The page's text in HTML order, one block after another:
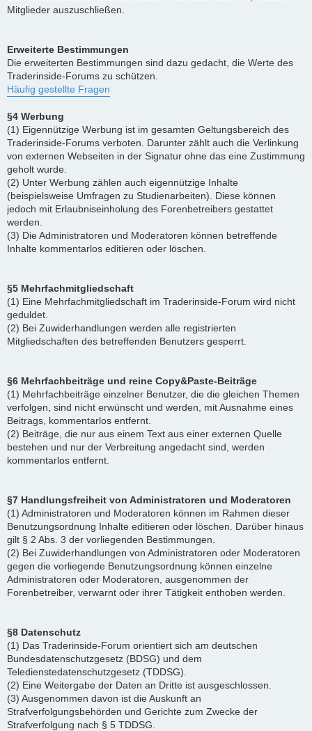
Mitglieder auszuschließen.
Erweiterte Bestimmungen
Die erweiterten Bestimmungen sind dazu gedacht, die Werte des
Traderinside-Forums zu schützen.
Häufig gestellte Fragen
§4 Werbung
(1) Eigennützige Werbung ist im gesamten Geltungsbereich des
Traderinside-Forums verboten. Darunter zählt auch die Verlinkung
von externen Webseiten in der Signatur ohne das eine Zustimmung
geholt wurde.
(2) Unter Werbung zählen auch eigennützige Inhalte
(beispielsweise Umfragen zu Studienarbeiten). Diese können
jedoch mit Erlaubniseinholung des Forenbetreibers gestattet
werden.
(3) Die Administratoren und Moderatoren können betreffende
Inhalte kommentarlos editieren oder löschen.
§5 Mehrfachmitgliedschaft
(1) Eine Mehrfachmitgliedschaft im Traderinside-Forum wird nicht
geduldet.
(2) Bei Zuwiderhandlungen werden alle registrierten
Mitgliedschaften des betreffenden Benutzers gesperrt.
§6 Mehrfachbeiträge und reine Copy&Paste-Beiträge
(1) Mehrfachbeiträge einzelner Benutzer, die die gleichen Themen
verfolgen, sind nicht erwünscht und werden, mit Ausnahme eines
Beitrags, kommentarlos entfernt.
(2) Beiträge, die nur aus einem Text aus einer externen Quelle
bestehen und nur der Verbreitung angedacht sind, werden
kommentarlos entfernt.
§7 Handlungsfreiheit von Administratoren und Moderatoren
(1) Administratoren und Moderatoren können im Rahmen dieser
Benutzungsordnung Inhalte editieren oder löschen. Darüber hinaus
gilt § 2 Abs. 3 der vorliegenden Bestimmungen.
(2) Bei Zuwiderhandlungen von Administratoren oder Moderatoren
gegen die vorliegende Benutzungsordnung können einzelne
Administratoren oder Moderatoren, ausgenommen der
Forenbetreiber, verwarnt oder ihrer Tätigkeit enthoben werden.
§8 Datenschutz
(1) Das Traderinside-Forum orientiert sich am deutschen
Bundesdatenschutzgesetz (BDSG) und dem
Teledienstedatenschutzgesetz (TDDSG).
(2) Eine Weitergabe der Daten an Dritte ist ausgeschlossen.
(3) Ausgenommen davon ist die Auskunft an
Strafverfolgungsbehörden und Gerichte zum Zwecke der
Strafverfolgung nach § 5 TDDSG.